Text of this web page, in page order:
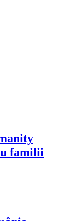
familii